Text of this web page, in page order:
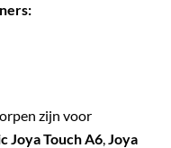
zijn voor
Joya Touch A6,Joya